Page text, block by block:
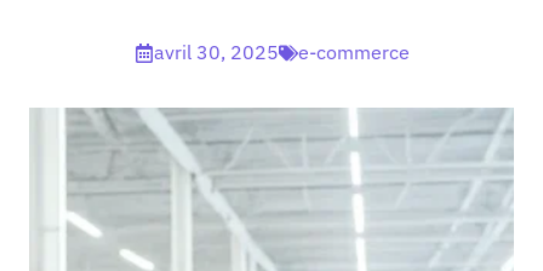
avril 30, 2025 e-commerce